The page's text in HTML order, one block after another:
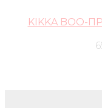
KIKKA BOO-